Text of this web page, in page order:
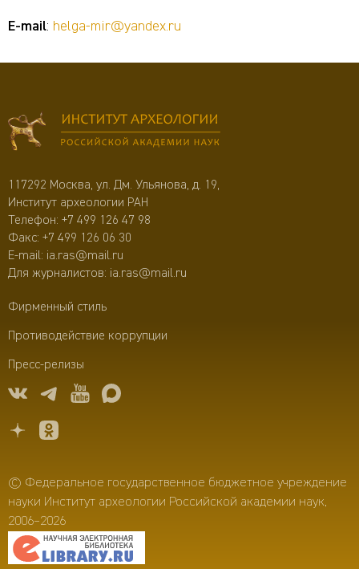
E-mail: helga-mir@yandex.ru
117292 Москва, ул. Дм. Ульянова, д. 19,
Институт археологии РАН
Телефон: +7 499 126 47 98
Факс: +7 499 126 06 30
E-mail: ia.ras@mail.ru
Для журналистов: ia.ras@mail.ru
Фирменный стиль
Противодействие коррупции
Пресс-релизы
© Федеральное государственное бюджетное учреждение
науки Институт археологии Российской академии наук,
2006–2026